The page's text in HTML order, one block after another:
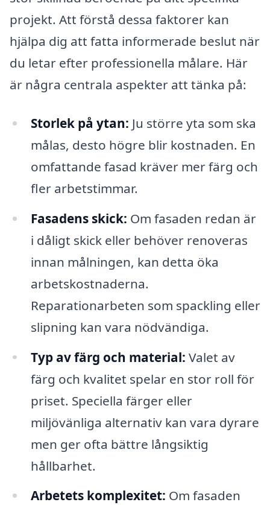
projekt. Att förstå dessa faktorer kan
hjälpa dig att fatta informerade beslut när
du letar efter professionella målare. Här
är några centrala aspekter att tänka på:
Storlek på ytan: Ju större yta som ska
målas, desto högre blir kostnaden. En
omfattande fasad kräver mer färg och
fler arbetstimmar.
Fasadens skick: Om fasaden redan är
i dåligt skick eller behöver renoveras
innan målningen, kan detta öka
arbetskostnaderna.
Reparationarbeten som spackling eller
slipning kan vara nödvändiga.
Typ av färg och material: Valet av
färg och kvalitet spelar en stor roll för
priset. Speciella färger eller
miljövänliga alternativ kan vara dyrare
men ger ofta bättre långsiktig
hållbarhet.
Arbetets komplexitet: Om fasaden